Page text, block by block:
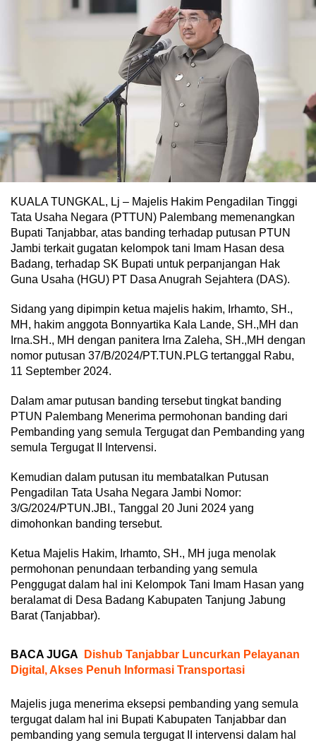
KUALA TUNGKAL, Lj – Majelis Hakim Pengadilan Tinggi
Tata Usaha Negara (PTTUN) Palembang memenangkan
Bupati Tanjabbar, atas banding terhadap putusan PTUN
Jambi terkait gugatan kelompok tani Imam Hasan desa
Badang, terhadap SK Bupati untuk perpanjangan Hak
Guna Usaha (HGU) PT Dasa Anugrah Sejahtera (DAS).
Sidang yang dipimpin ketua majelis hakim, Irhamto, SH.,
MH, hakim anggota Bonnyartika Kala Lande, SH.,MH dan
Irna.SH., MH dengan panitera Irna Zaleha, SH.,MH dengan
nomor putusan 37/B/2024/PT.TUN.PLG tertanggal Rabu,
11 September 2024.
Dalam amar putusan banding tersebut tingkat banding
PTUN Palembang Menerima permohonan banding dari
Pembanding yang semula Tergugat dan Pembanding yang
semula Tergugat II Intervensi.
Kemudian dalam putusan itu membatalkan Putusan
Pengadilan Tata Usaha Negara Jambi Nomor:
3/G/2024/PTUN.JBI., Tanggal 20 Juni 2024 yang
dimohonkan banding tersebut.
Ketua Majelis Hakim, Irhamto, SH., MH juga menolak
permohonan penundaan terbanding yang semula
Penggugat dalam hal ini Kelompok Tani Imam Hasan yang
beralamat di Desa Badang Kabupaten Tanjung Jabung
Barat (Tanjabbar).
BACA JUGA
Dishub Tanjabbar Luncurkan Pelayanan
Digital, Akses Penuh Informasi Transportasi
Majelis juga menerima eksepsi pembanding yang semula
tergugat dalam hal ini Bupati Kabupaten Tanjabbar dan
pembanding yang semula tergugat II intervensi dalam hal